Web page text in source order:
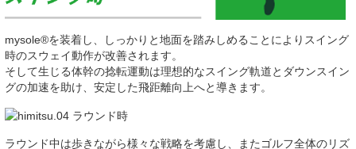
mysole®を装着し、しっかりと地面を踏みしめることによりスイング
時のスウェイ動作が改善されます。
そして生じる体幹の捻転運動は理想的なスイング軌道とダウンスイン
グの加速を助け、安定した飛距離向上へと導きます。
ラウンド中は歩きながら様々な戦略を考慮し、またゴルフ全体のリズ